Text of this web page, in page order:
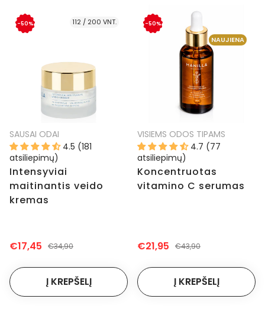
-50% 112 / 200 VNT.
SAUSAI ODAI
4.5 (181
atsiliepimų)
Intensyviai
maitinantis veido
kremas
€17,45 €34,90
-50%
NAUJIENA
VISIEMS ODOS TIPAMS
4.7 (77
atsiliepimų)
Koncentruotas
vitamino C serumas
€21,95 €43,90